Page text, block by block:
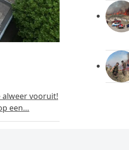
alweer vooruit!
een…